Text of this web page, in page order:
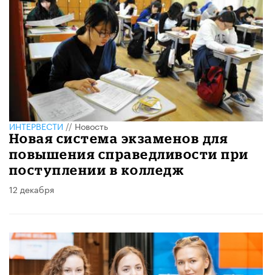
ИНТЕРВЕСТИ//Новость
Новая система экзаменов для
повышения справедливости при
поступлении в колледж
12 декабря